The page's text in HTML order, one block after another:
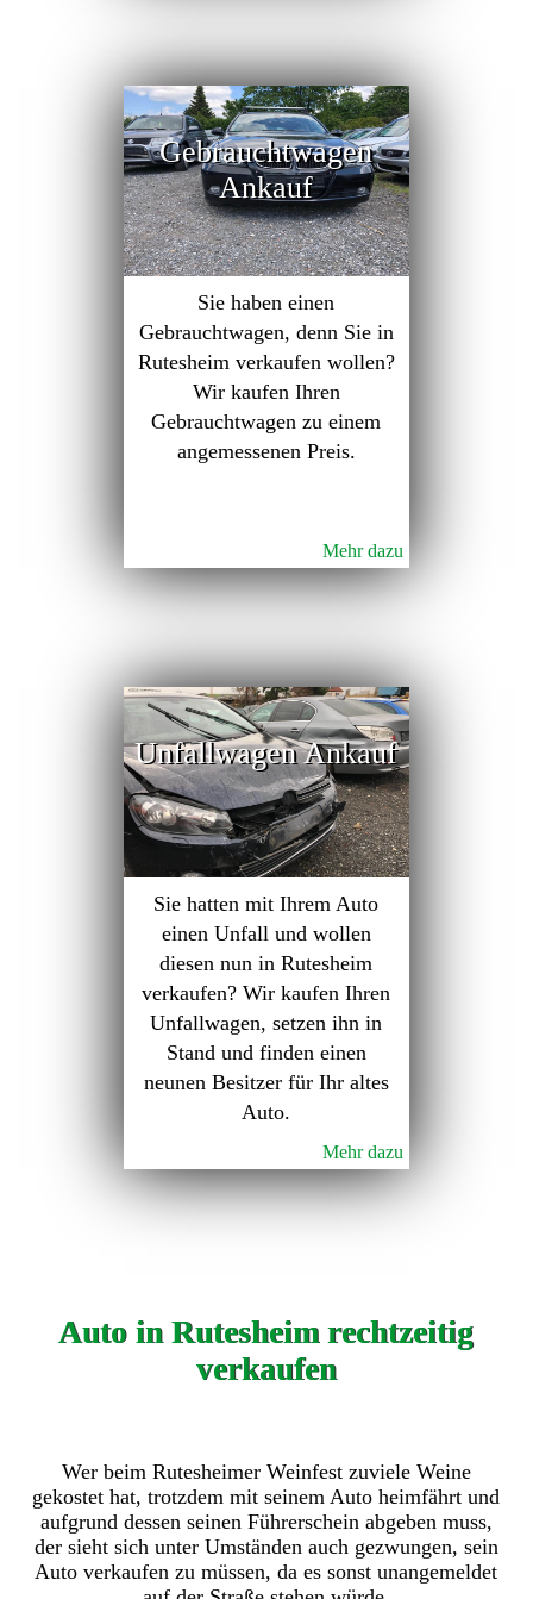
Gebrauchtwagen
Ankauf
Sie haben einen
Gebrauchtwagen, denn Sie in
Rutesheim verkaufen wollen?
Wir kaufen Ihren
Gebrauchtwagen zu einem
angemessenen Preis.
Mehr dazu
Unfallwagen Ankauf
Sie hatten mit Ihrem Auto
einen Unfall und wollen
diesen nun in Rutesheim
verkaufen? Wir kaufen Ihren
Unfallwagen, setzen ihn in
Stand und finden einen
neunen Besitzer für Ihr altes
Auto.
Mehr dazu
Auto in Rutesheim rechtzeitig
verkaufen
Wer beim Rutesheimer Weinfest zuviele Weine
gekostet hat, trotzdem mit seinem Auto heimfährt und
aufgrund dessen seinen Führerschein abgeben muss,
der sieht sich unter Umständen auch gezwungen, sein
Auto verkaufen zu müssen, da es sonst unangemeldet